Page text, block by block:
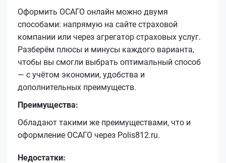
Оформить ОСАГО онлайн можно двумя
способами: напрямую на сайте страховой
компании или через агрегатор страховых услуг.
Разберём плюсы и минусы каждого варианта,
чтобы вы смогли выбрать оптимальный способ
— с учётом экономии, удобства и
дополнительных преимуществ.
Преимущества:
Обладают такими же преимуществами, что и
оформление ОСАГО через Polis812.ru.
Недостатки: